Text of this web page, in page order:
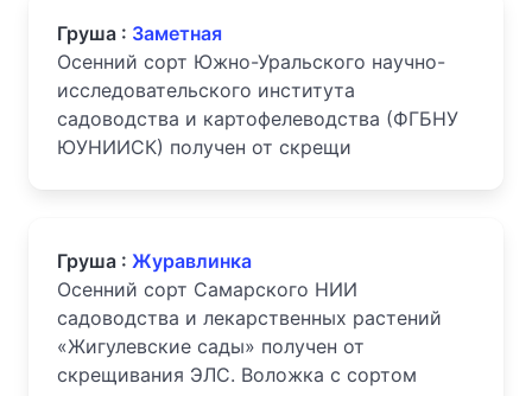
Груша : Заметная
Осенний сорт Южно-Уральского научно-
исследовательского института
садоводства и картофелеводства (ФГБНУ
ЮУНИИСК) получен от скрещи
Груша : Журавлинка
Осенний сорт Самарского НИИ
садоводства и лекарственных растений
«Жигулевские сады» получен от
скрещивания ЭЛС. Воложка с сортом